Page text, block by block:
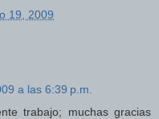
19, 2009
a las 6:39 p.m.
trabajo; muchas gracias